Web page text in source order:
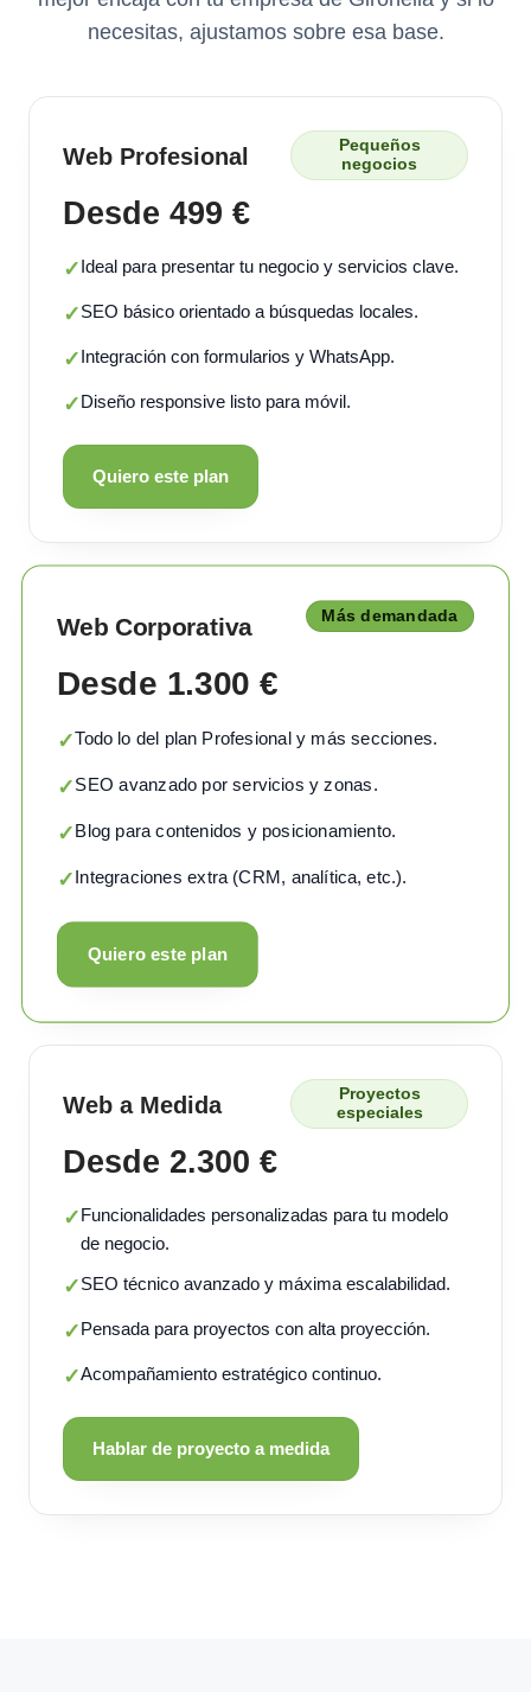
necesitas, ajustamos sobre esa base.
Web Profesional
Pequeños
negocios
Desde 499 €
✓Ideal para presentar tu negocio y servicios clave.
✓SEO básico orientado a búsquedas locales.
✓Integración con formularios y WhatsApp.
✓Diseño responsive listo para móvil.
Quiero este plan
Web Corporativa Más demandada
Desde 1.300 €
✓Todo lo del plan Profesional y más secciones.
✓SEO avanzado por servicios y zonas.
✓Blog para contenidos y posicionamiento.
✓Integraciones extra (CRM, analítica, etc.).
Quiero este plan
Web a Medida
Proyectos
especiales
Desde 2.300 €
✓Funcionalidades personalizadas para tu modelo
de negocio.
✓SEO técnico avanzado y máxima escalabilidad.
✓Pensada para proyectos con alta proyección.
✓Acompañamiento estratégico continuo.
Hablar de proyecto a medida